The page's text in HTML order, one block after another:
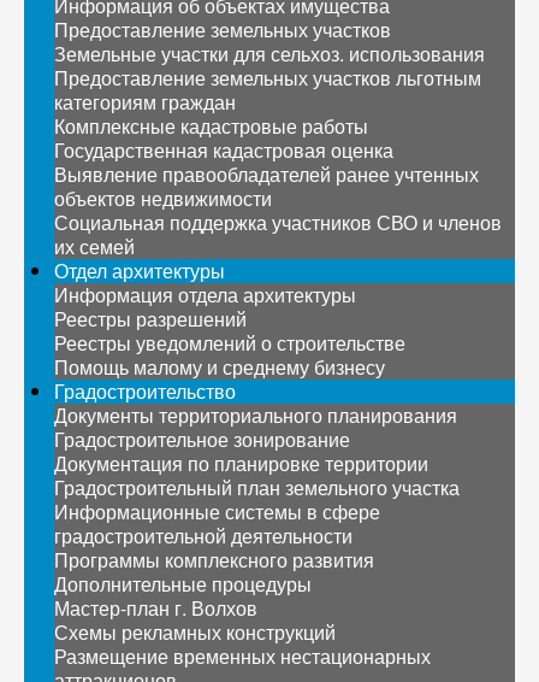
Предоставление земельных участков
Земельные участки для сельхоз. использования
Предоставление земельных участков льготным
категориям граждан
Комплексные кадастровые работы
Государственная кадастровая оценка
Выявление правообладателей ранее учтенных
объектов недвижимости
Социальная поддержка участников СВО и членов
их семей
Отдел архитектуры
Информация отдела архитектуры
Реестры разрешений
Реестры уведомлений о строительстве
Помощь малому и среднему бизнесу
Градостроительство
Документы территориального планирования
Градостроительное зонирование
Документация по планировке территории
Градостроительный план земельного участка
Информационные системы в сфере
градостроительной деятельности
Программы комплексного развития
Дополнительные процедуры
Мастер-план г. Волхов
Схемы рекламных конструкций
Размещение временных нестационарных